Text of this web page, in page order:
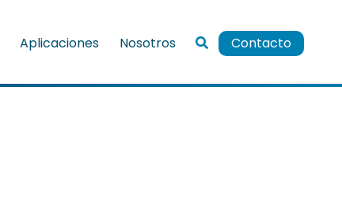
Aplicaciones Nosotros Contacto